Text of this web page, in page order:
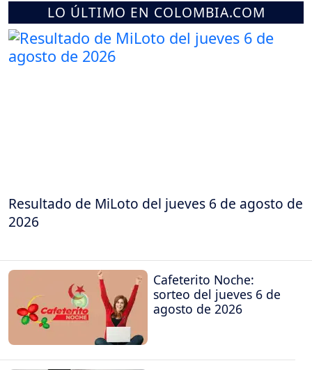
LO ÚLTIMO EN COLOMBIA.COM
Resultado de MiLoto del jueves 6 de agosto de
2026
Cafeterito Noche:
sorteo del jueves 6 de
agosto de 2026